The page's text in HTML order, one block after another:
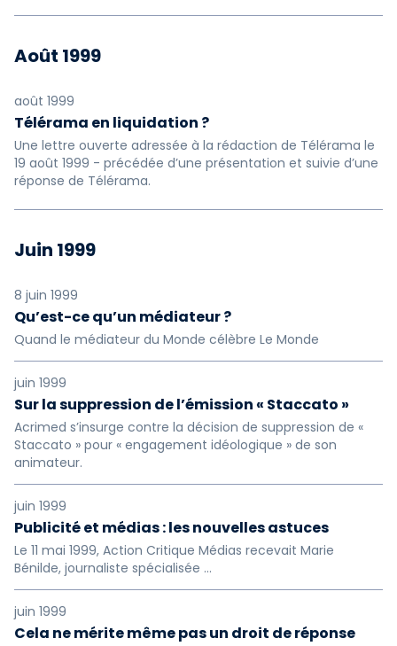
Août 1999
août 1999
Télérama en liquidation ?
Une lettre ouverte adressée à la rédaction de Télérama le
19 août 1999 - précédée d’une présentation et suivie d’une
réponse de Télérama.
Juin 1999
8 juin 1999
Qu’est-ce qu’un médiateur ?
Quand le médiateur du Monde célèbre Le Monde
juin 1999
Sur la suppression de l’émission « Staccato »
Acrimed s’insurge contre la décision de suppression de «
Staccato » pour « engagement idéologique » de son
animateur.
juin 1999
Publicité et médias : les nouvelles astuces
Le 11 mai 1999, Action Critique Médias recevait Marie
Bénilde, journaliste spécialisée ...
juin 1999
Cela ne mérite même pas un droit de réponse